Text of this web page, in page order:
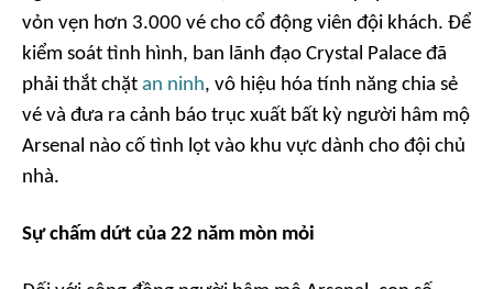
vỏn vẹn hơn 3.000 vé cho cổ động viên đội khách. Để
kiểm soát tình hình, ban lãnh đạo Crystal Palace đã
phải thắt chặt an ninh, vô hiệu hóa tính năng chia sẻ
vé và đưa ra cảnh báo trục xuất bất kỳ người hâm mộ
Arsenal nào cố tình lọt vào khu vực dành cho đội chủ
nhà.
Sự chấm dứt của 22 năm mòn mỏi